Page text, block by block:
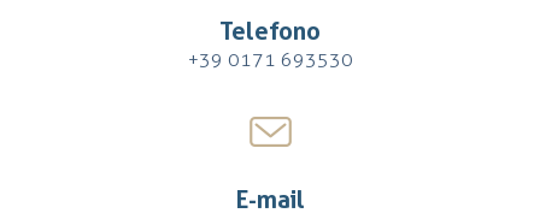
Telefono
+39 0171 693530
E-mail